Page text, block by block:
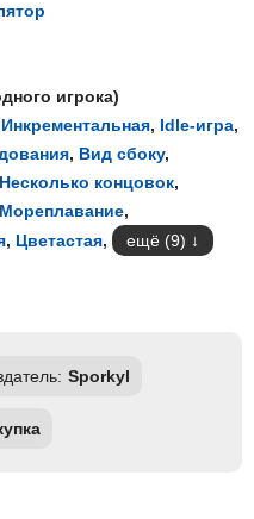
игрока)
Инкрементальная, Idle-игра,
, Вид сбоку,
Несколько концовок,
Мореплавание,
, Цветастая, ещё (9)
Sporkyl